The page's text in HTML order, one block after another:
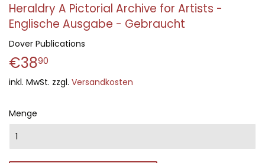
Heraldry A Pictorial Archive for Artists -
Englische Ausgabe - Gebraucht
Dover Publications
€3890
inkl. MwSt. zzgl. Versandkosten
Menge